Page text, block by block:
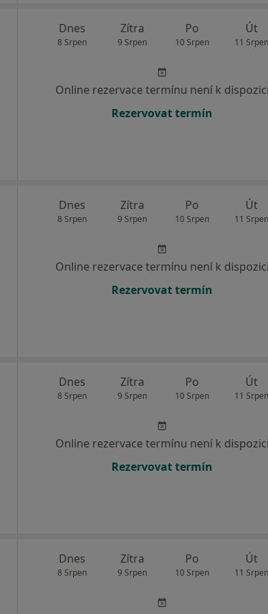
Dnes
8 Srpen
Zítra
9 Srpen
Po
10 Srpen
Út
11 Srpen
Online rezervace termínu není k dispozici
Rezervovat termín
Dnes
8 Srpen
Zítra
9 Srpen
Po
10 Srpen
Út
11 Srpen
Online rezervace termínu není k dispozici
Rezervovat termín
Dnes
8 Srpen
Zítra
9 Srpen
Po
10 Srpen
Út
11 Srpen
Online rezervace termínu není k dispozici
Rezervovat termín
Dnes
8 Srpen
Zítra
9 Srpen
Po
10 Srpen
Út
11 Srpen